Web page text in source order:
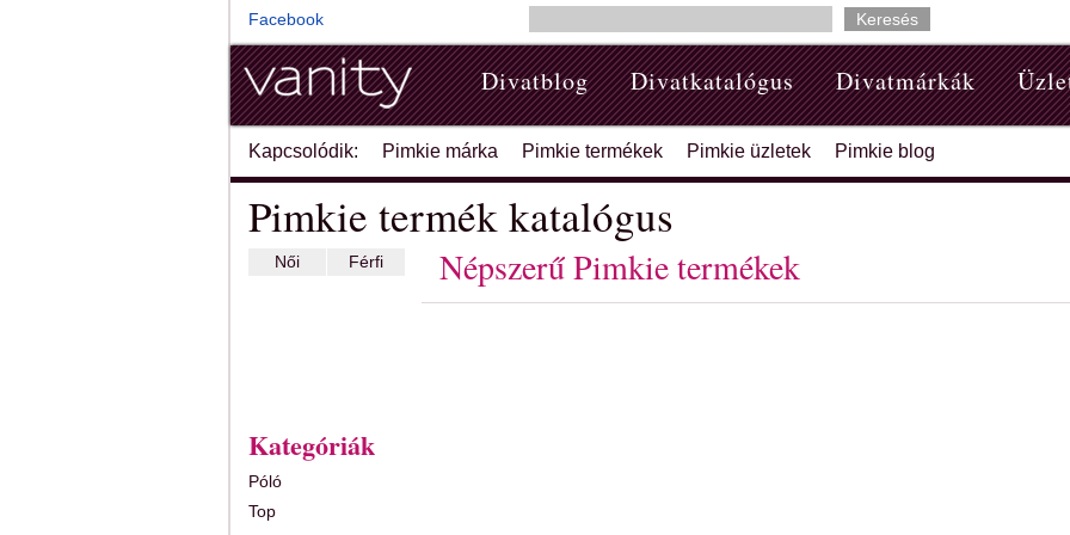
Facebook
Divatblog Divatkatalógus Divatmárkák
Kapcsolódik: Pimkie márka Pimkie termékek Pimkie üzletek Pimkie blog
Pimkie termék katalógus
Női Férfi
Kategóriák
Póló
Top
Népszerű Pimkie termékek